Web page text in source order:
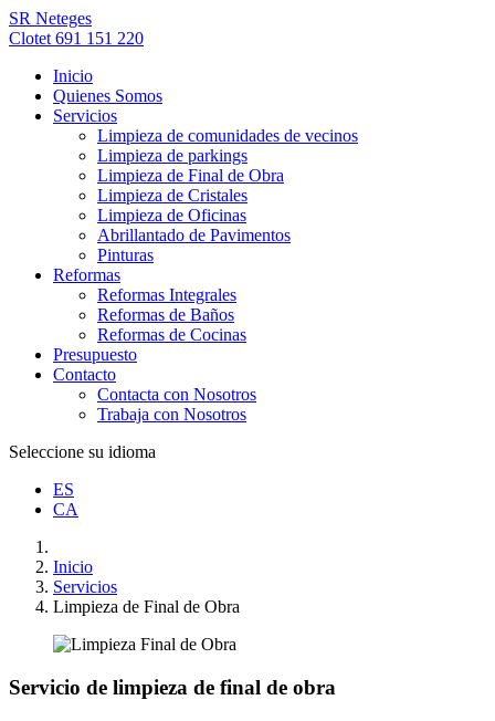
SR Neteges
Clotet 691 151 220
Inicio
Quienes Somos
Servicios
Limpieza de comunidades de vecinos
Limpieza de parkings
Limpieza de Final de Obra
Limpieza de Cristales
Limpieza de Oficinas
Abrillantado de Pavimentos
Pinturas
Reformas
Reformas Integrales
Reformas de Baños
Reformas de Cocinas
Presupuesto
Contacto
Contacta con Nosotros
Trabaja con Nosotros
Seleccione su idioma
ES
CA
Inicio
Servicios
Limpieza de Final de Obra
Servicio de limpieza de final de obra